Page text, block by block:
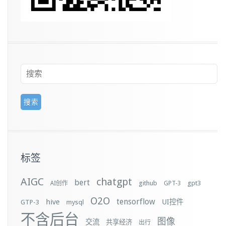
标签
AIGC
AI创作 bert chatgpt github GPT-3 gpt3
GTP-3 hive mysql O2O tensorflow UI控件
不含后台 交流 共享经济 出行 图像